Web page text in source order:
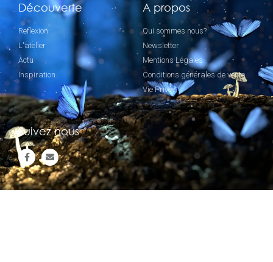
Découverte
Reflexion
L'atelier
Actu
Inspiration
A propos
Qui sommes nous?
Newsletter
Mentions Légales
Conditions générales de vente
Vie Privée
Suivez nous